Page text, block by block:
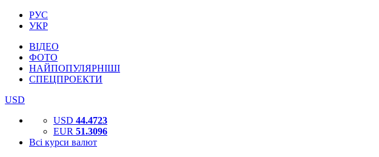
РУС
УКР
ВІДЕО
ФОТО
НАЙПОПУЛЯРНІШІ
СПЕЦПРОЕКТИ
USD
USD 44.4723
EUR 51.3096
Всі курси валют